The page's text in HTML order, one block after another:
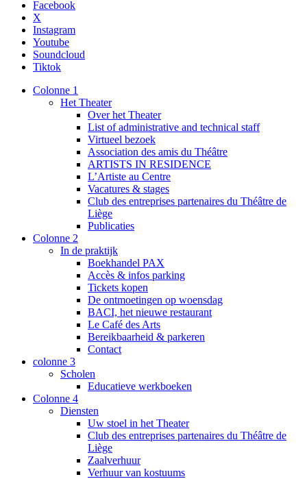
Facebook
X
Instagram
Youtube
Soundcloud
Tiktok
Colonne 1
Het Theater
Over het Theater
List of administrative and technical staff
Virtueel bezoek
Association des amis du Théâtre
ARTISTS IN RESIDENCE
L’Artiste au Centre
Vacatures & stages
Club des entreprises partenaires du Théâtre de
Liège
Publicaties
Colonne 2
In de praktijk
Boekhandel PAX
Accès & infos parking
Tickets kopen
De ontmoetingen op woensdag
BACI, het nieuwe restaurant
Le Café des Arts
Bereikbaarheid & parkeren
Contact
colonne 3
Scholen
Educatieve werkboeken
Colonne 4
Diensten
Uw stoel in het Theater
Club des entreprises partenaires du Théâtre de
Liège
Zaalverhuur
Verhuur van kostuums